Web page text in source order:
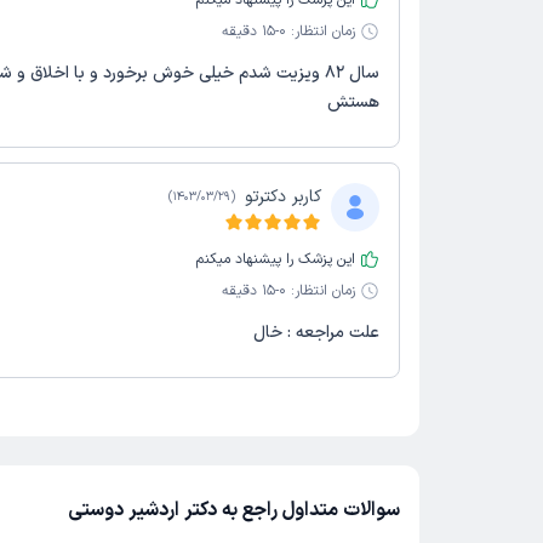
زمان انتظار: 0-15 دقیقه
سال ۸۲ ویزیت شدم خیلی خوش برخورد و با اخلاق
هستش
کاربر دکترتو (
1403/03/29
)
این پزشک را پیشنهاد میکنم
زمان انتظار: 0-15 دقیقه
علت مراجعه : خال
سوالات متداول راجع به دکتر اردشیر دوستی